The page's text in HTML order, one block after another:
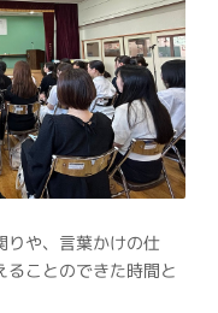
りや、言葉かけの仕
ことのできた時間と